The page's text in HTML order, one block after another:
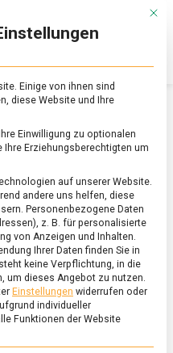
Online-
Magazin
zu
&
Ernährung
CASEUS
Mit
Einige von ihnen sind
diese Website und Ihre
Einwilligung zu optionalen
Erziehungsberechtigten um
auf unserer Website.
andere uns helfen, diese
Personenbezogene Daten
z. B. für personalisierte
von Anzeigen und Inhalten.
Ihrer Daten finden Sie in
keine Verpflichtung, in die
um dieses Angebot zu nutzen.
Einstellungen widerrufen oder
individueller
Funktionen der Website